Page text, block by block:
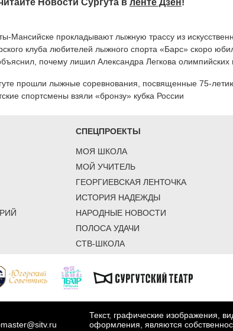
Мансийске прокладывают лыжную трассу из
клуба любителей лыжного спорта «Барс» скоро
почему лишил Александра Легкова олимпийских
прошли лыжные соревнования, посвященные 75-
спортсмены взяли «бронзу» кубка России
СПЕЦПРОЕКТЫ
МОЯ ШКОЛА
МОЙ УЧИТЕЛЬ
ГЕОРГИЕВСКАЯ ЛЕНТОЧКА
ИСТОРИЯ НАДЕЖДЫ
НАРОДНЫЕ НОВОСТИ
ПОЛОСА УДАЧИ
СТВ-ШКОЛА
Текст, графические изображения,
оформления, являются